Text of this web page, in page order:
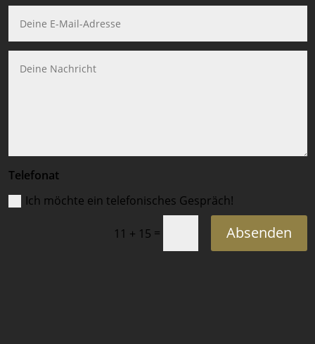
Telefonat
Ich möchte ein telefonisches Gespräch!
11 + 15 = Absenden